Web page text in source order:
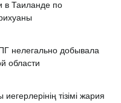
в Таиланде по
нелегально добывала
области
тізімі жария